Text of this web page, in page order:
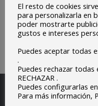
Escuelas
El resto de cookies
para personalizarla en
poder mostrarte
gustos e intereses
Puedes aceptar todas
.
Puedes rechazar todas
RECHAZAR .
Puedes configurarlas en
Para más información,